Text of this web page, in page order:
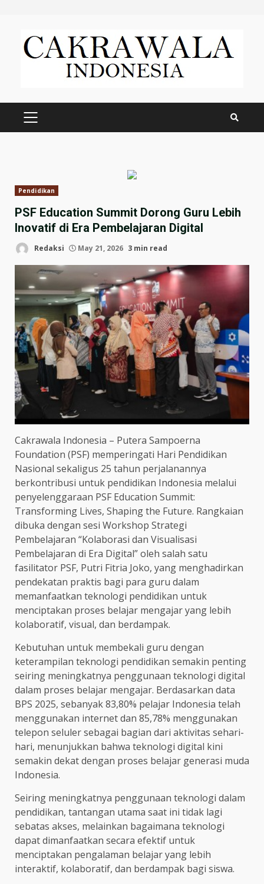
content
PRIMARY
Pendidikan
PSF Education Summit Dorong Guru Lebih
Inovatif di Era Pembelajaran Digital
Redaksi May 21, 2026 3 min read
Cakrawala Indonesia – Putera Sampoerna
Foundation (PSF) memperingati Hari Pendidikan
Nasional sekaligus 25 tahun perjalanannya
berkontribusi untuk pendidikan Indonesia melalui
penyelenggaraan PSF Education Summit:
Transforming Lives, Shaping the Future. Rangkaian
dibuka dengan sesi Workshop Strategi
Pembelajaran “Kolaborasi dan Visualisasi
Pembelajaran di Era Digital” oleh salah satu
fasilitator PSF, Putri Fitria Joko, yang menghadirkan
pendekatan praktis bagi para guru dalam
memanfaatkan teknologi pendidikan untuk
menciptakan proses belajar mengajar yang lebih
kolaboratif, visual, dan berdampak.
Kebutuhan untuk membekali guru dengan
keterampilan teknologi pendidikan semakin penting
seiring meningkatnya penggunaan teknologi digital
dalam proses belajar mengajar. Berdasarkan data
BPS 2025, sebanyak 83,80% pelajar Indonesia telah
menggunakan internet dan 85,78% menggunakan
telepon seluler sebagai bagian dari aktivitas sehari-
hari, menunjukkan bahwa teknologi digital kini
semakin dekat dengan proses belajar generasi muda
Indonesia.
Seiring meningkatnya penggunaan teknologi dalam
pendidikan, tantangan utama saat ini tidak lagi
sebatas akses, melainkan bagaimana teknologi
dapat dimanfaatkan secara efektif untuk
menciptakan pengalaman belajar yang lebih
interaktif, kolaboratif, dan berdampak bagi siswa.